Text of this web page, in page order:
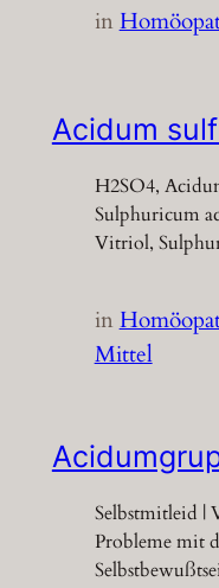
in
Acidum
H2SO4,
Sulphuricum
Vitriol,
in
Mittel
Selbstmitleid |
Probleme mit